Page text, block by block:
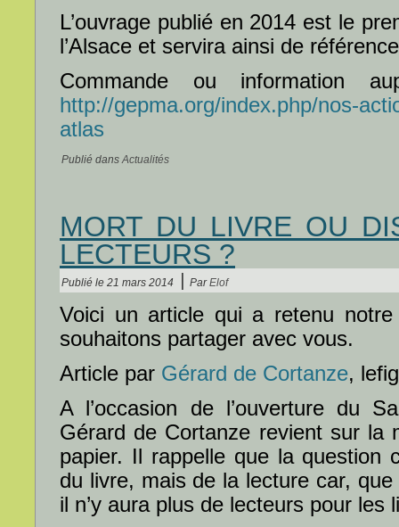
L’ouvrage publié en 2014 est le
l’Alsace et servira ainsi de
Commande ou information
http://gepma.org/index.php/nos-
atlas
Publié dans Actualités
MORT DU LIVRE OU
LECTEURS ?
Publié le 21 mars 2014 Par Elof
Voici un article qui a retenu
souhaitons partager avec vous.
Article par Gérard de Cortanze,
A l’occasion de l’ouverture du
Gérard de Cortanze revient sur la
papier. Il rappelle que la question
du livre, mais de la lecture car,
il n’y aura plus de lecteurs pour les